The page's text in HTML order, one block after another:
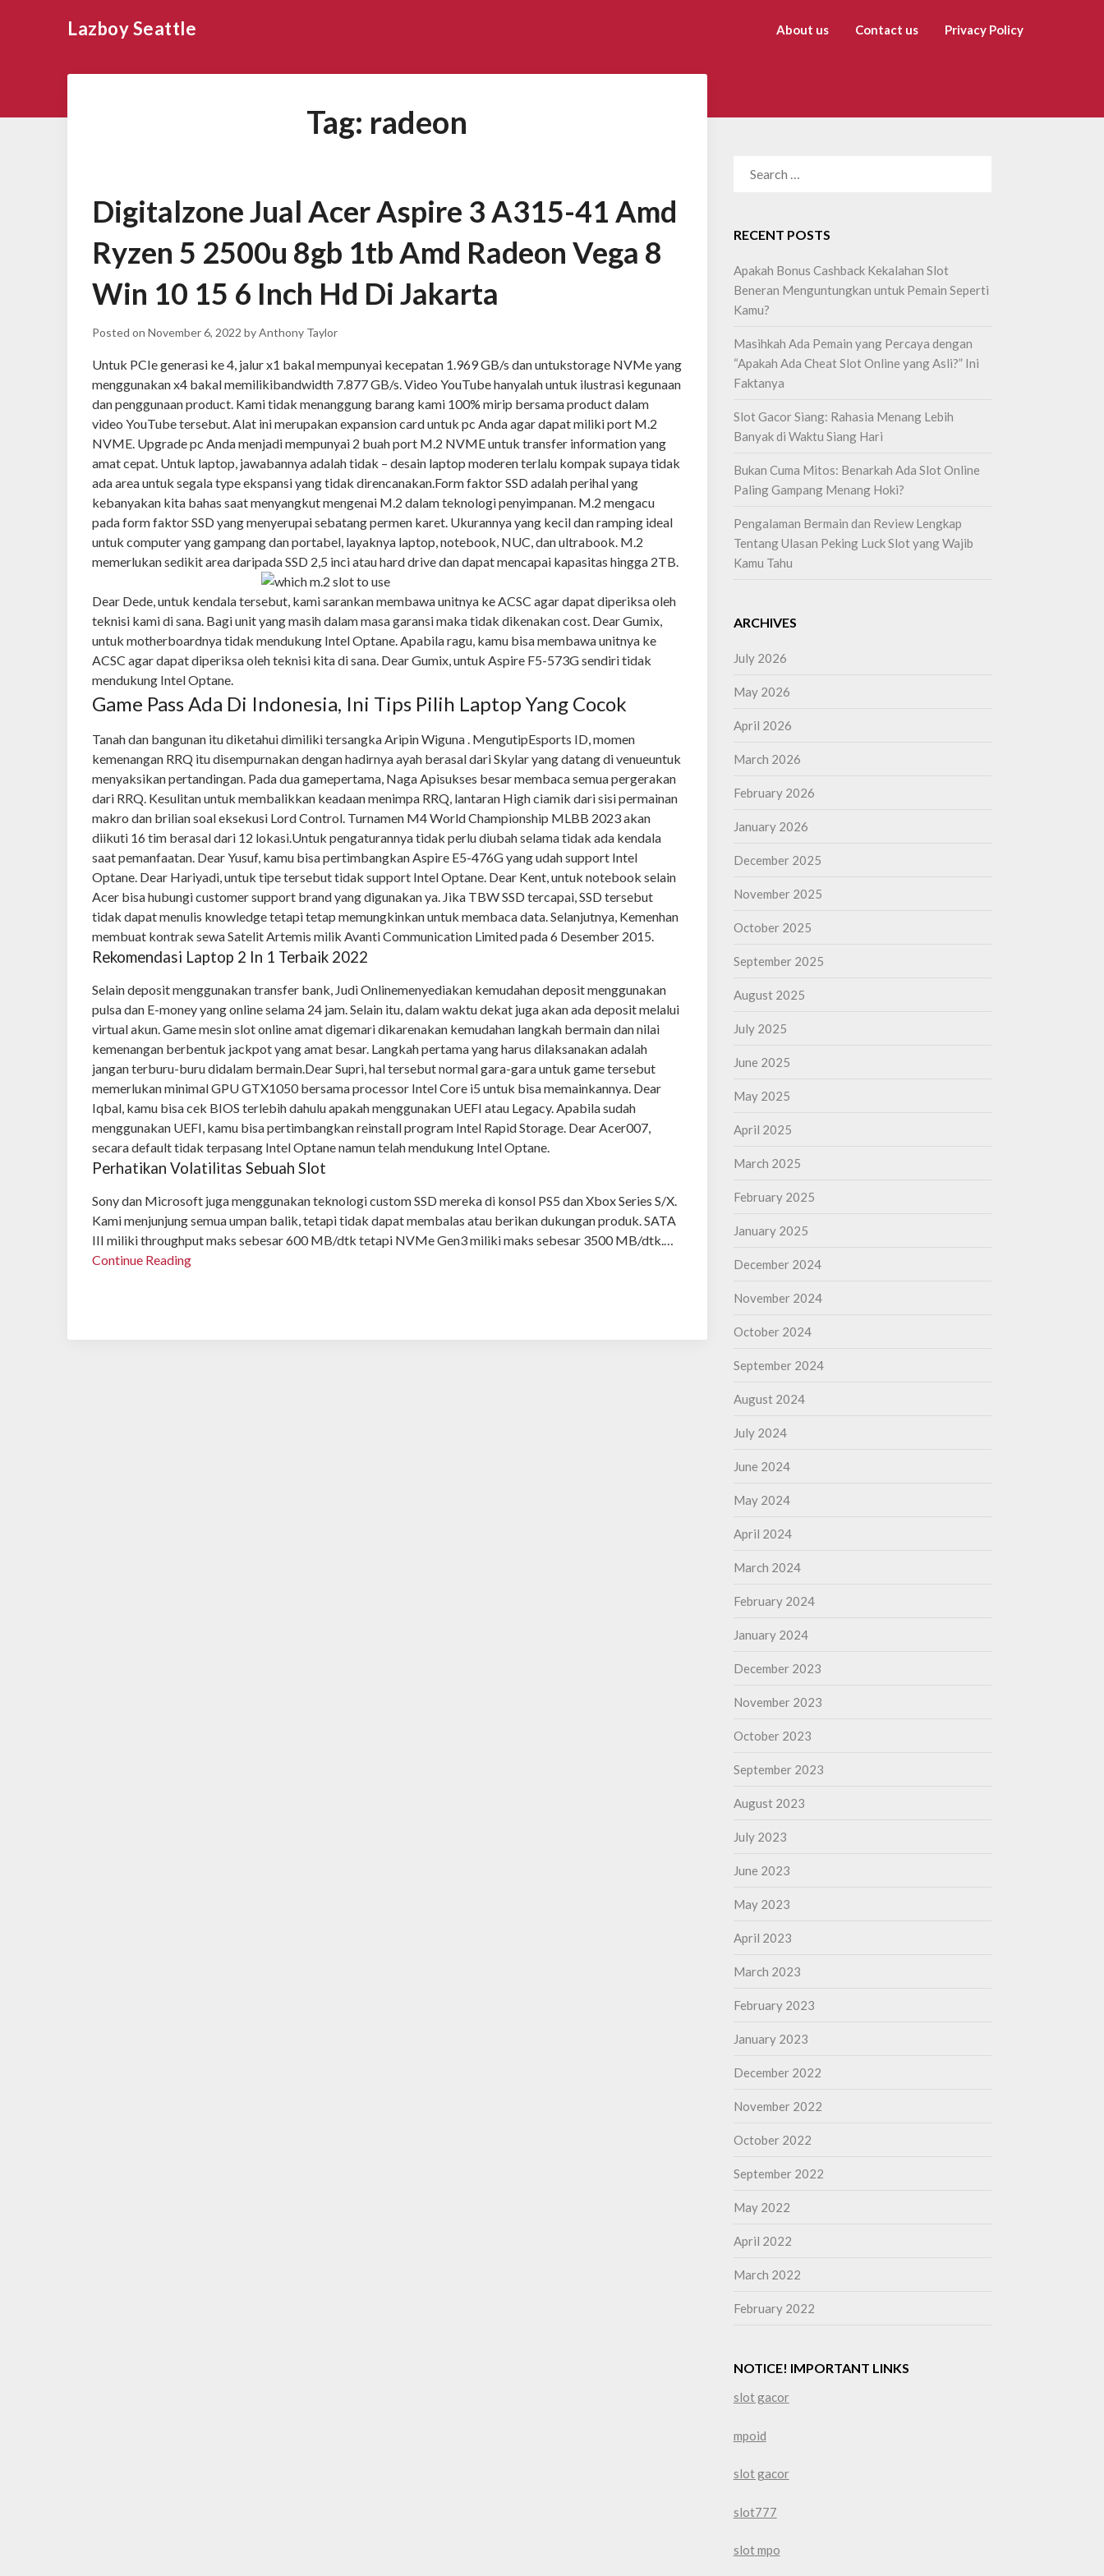
Lazboy Seattle About us Contact us Privacy Policy
Tag: radeon
Digitalzone Jual Acer Aspire 3 A315-41 Amd
Ryzen 5 2500u 8gb 1tb Amd Radeon Vega 8
Win 10 15 6 Inch Hd Di Jakarta
Posted on November 6, 2022 byAnthony Taylor
Untuk PCIe generasi ke 4, jalur x1 bakal mempunyai kecepatan 1.969 GB/s dan untukstorage NVMe yang
menggunakan x4 bakal memilikibandwidth 7.877 GB/s. Video YouTube hanyalah untuk ilustrasi kegunaan
dan penggunaan product. Kami tidak menanggung barang kami 100% mirip bersama product dalam
video YouTube tersebut. Alat ini merupakan expansion card untuk pc Anda agar dapat miliki port M.2
NVME. Upgrade pc Anda menjadi mempunyai 2 buah port M.2 NVME untuk transfer information yang
amat cepat. Untuk laptop, jawabannya adalah tidak – desain laptop moderen terlalu kompak supaya tidak
ada area untuk segala type ekspansi yang tidak direncanakan.Form faktor SSD adalah perihal yang
kebanyakan kita bahas saat menyangkut mengenai M.2 dalam teknologi penyimpanan. M.2 mengacu
pada form faktor SSD yang menyerupai sebatang permen karet. Ukurannya yang kecil dan ramping ideal
untuk computer yang gampang dan portabel, layaknya laptop, notebook, NUC, dan ultrabook. M.2
memerlukan sedikit area daripada SSD 2,5 inci atau hard drive dan dapat mencapai kapasitas hingga 2TB.
Dear Dede, untuk kendala tersebut, kami sarankan membawa unitnya ke ACSC agar dapat diperiksa oleh
teknisi kami di sana. Bagi unit yang masih dalam masa garansi maka tidak dikenakan cost. Dear Gumix,
untuk motherboardnya tidak mendukung Intel Optane. Apabila ragu, kamu bisa membawa unitnya ke
ACSC agar dapat diperiksa oleh teknisi kita di sana. Dear Gumix, untuk Aspire F5-573G sendiri tidak
mendukung Intel Optane.
Game Pass Ada Di Indonesia, Ini Tips Pilih Laptop Yang Cocok
Tanah dan bangunan itu diketahui dimiliki tersangka Aripin Wiguna . MengutipEsports ID, momen
kemenangan RRQ itu disempurnakan dengan hadirnya ayah berasal dari Skylar yang datang di venueuntuk
menyaksikan pertandingan. Pada dua gamepertama, Naga Apisukses besar membaca semua pergerakan
dari RRQ. Kesulitan untuk membalikkan keadaan menimpa RRQ, lantaran High ciamik dari sisi permainan
makro dan brilian soal eksekusi Lord Control. Turnamen M4 World Championship MLBB 2023 akan
diikuti 16 tim berasal dari 12 lokasi.Untuk pengaturannya tidak perlu diubah selama tidak ada kendala
saat pemanfaatan. Dear Yusuf, kamu bisa pertimbangkan Aspire E5-476G yang udah support Intel
Optane. Dear Hariyadi, untuk tipe tersebut tidak support Intel Optane. Dear Kent, untuk notebook selain
Acer bisa hubungi customer support brand yang digunakan ya. Jika TBW SSD tercapai, SSD tersebut
tidak dapat menulis knowledge tetapi tetap memungkinkan untuk membaca data. Selanjutnya, Kemenhan
membuat kontrak sewa Satelit Artemis milik Avanti Communication Limited pada 6 Desember 2015.
Rekomendasi Laptop 2 In 1 Terbaik 2022
Selain deposit menggunakan transfer bank, Judi Onlinemenyediakan kemudahan deposit menggunakan
pulsa dan E-money yang online selama 24 jam. Selain itu, dalam waktu dekat juga akan ada deposit melalui
virtual akun. Game mesin slot online amat digemari dikarenakan kemudahan langkah bermain dan nilai
kemenangan berbentuk jackpot yang amat besar. Langkah pertama yang harus dilaksanakan adalah
jangan terburu-buru didalam bermain.Dear Supri, hal tersebut normal gara-gara untuk game tersebut
memerlukan minimal GPU GTX1050 bersama processor Intel Core i5 untuk bisa memainkannya. Dear
Iqbal, kamu bisa cek BIOS terlebih dahulu apakah menggunakan UEFI atau Legacy. Apabila sudah
menggunakan UEFI, kamu bisa pertimbangkan reinstall program Intel Rapid Storage. Dear Acer007,
secara default tidak terpasang Intel Optane namun telah mendukung Intel Optane.
Perhatikan Volatilitas Sebuah Slot
Sony dan Microsoft juga menggunakan teknologi custom SSD mereka di konsol PS5 dan Xbox Series S/X.
Kami menjunjung semua umpan balik, tetapi tidak dapat membalas atau berikan dukungan produk. SATA
III miliki throughput maks sebesar 600 MB/dtk tetapi NVMe Gen3 miliki maks sebesar 3500 MB/dtk.…
Continue Reading
RECENT POSTS
Apakah Bonus Cashback Kekalahan Slot
Beneran Menguntungkan untuk Pemain Seperti
Kamu?
Masihkah Ada Pemain yang Percaya dengan
“Apakah Ada Cheat Slot Online yang Asli?” Ini
Faktanya
Slot Gacor Siang: Rahasia Menang Lebih
Banyak di Waktu Siang Hari
Bukan Cuma Mitos: Benarkah Ada Slot Online
Paling Gampang Menang Hoki?
Pengalaman Bermain dan Review Lengkap
Tentang Ulasan Peking Luck Slot yang Wajib
Kamu Tahu
ARCHIVES
July 2026
May 2026
April 2026
March 2026
February 2026
January 2026
December 2025
November 2025
October 2025
September 2025
August 2025
July 2025
June 2025
May 2025
April 2025
March 2025
February 2025
January 2025
December 2024
November 2024
October 2024
September 2024
August 2024
July 2024
June 2024
May 2024
April 2024
March 2024
February 2024
January 2024
December 2023
November 2023
October 2023
September 2023
August 2023
July 2023
June 2023
May 2023
April 2023
March 2023
February 2023
January 2023
December 2022
November 2022
October 2022
September 2022
May 2022
April 2022
March 2022
February 2022
NOTICE! IMPORTANT LINKS
slot gacor
mpoid
slot gacor
slot777
slot mpo